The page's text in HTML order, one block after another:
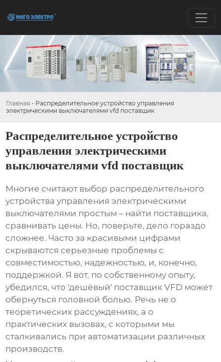
Главная - Распределительное устройство управления
электрическими выключателями vfd поставщик
Распределительное устройство
управления электрическими
выключателями vfd поставщик
Многие считают выбор распределительного
устройства управления электрическими
выключателями простым – найти поставщика,
сравнивать цены. Но, поверьте, дело гораздо
сложнее. Часто за красивыми цифрами
скрываются серьезные проблемы с
совместимостью, надежностью, и, конечно,
поддержкой. Я вот, по собственному опыту,
убедился, что 'дешёвый' поставщик VFD может
обернуться головной болью. Речь не о
теоретических рассуждениях, а о
практических вызовах, с которыми мы
сталкивались при автоматизации различных
производств.